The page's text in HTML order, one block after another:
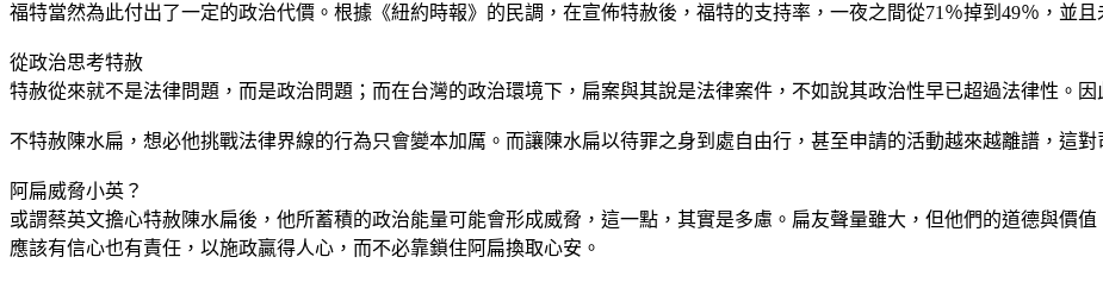
福特當然為此付出了一定的政治代價。根據《紐約時報》的民調，在宣佈特赦後，福特的支持率，一夜之間從71％掉到49％，並且
從政治思考特赦
特赦從來就不是法律問題，而是政治問題；而在台灣的政治環境下，扁案與其說是法律案件，不如說其政治性早已超過法律性。
不特赦陳水扁，想必他挑戰法律界線的行為只會變本加厲。而讓陳水扁以待罪之身到處自由行，甚至申請的活動越來越離譜，這
阿扁威脅小英？
或謂蔡英文擔心特赦陳水扁後，他所蓄積的政治能量可能會形成威脅，這一點，其實是多慮。扁友聲量雖大，但他們的道德與價
應該有信心也有責任，以施政贏得人心，而不必靠鎖住阿扁換取心安。